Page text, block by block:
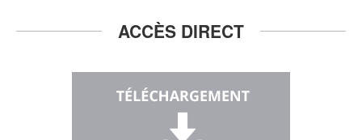
ACCÈS DIRECT